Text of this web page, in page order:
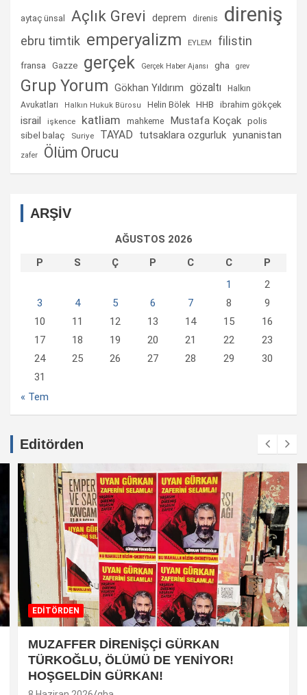
aytaç ünsal Açlık Grevi deprem direnis direniş
ebru timtik emperyalizm EYLEM filistin
fransa Gazze gerçek Gerçek Haber Ajansı gha grev
Grup Yorum Gökhan Yıldırım gözaltı
Halkın
Avukatları
Halkın Hukuk Bürosu Helin Bölek HHB ibrahim gökçek
israil işkence katliam mahkeme Mustafa Koçak polis
sibel balaç Suriye TAYAD tutsaklara ozgurluk yunanistan
zafer Ölüm Orucu
ARŞİV
AĞUSTOS 2026
P
S Ç P C C
P
1
2
3
4 5 6 7 8
9
10
11 12 13 14 15
16
17
18 19 20 21 22
23
24
25 26 27 28 29
30
31
« Tem
Editörden
EDİTÖRDEN
MUZAFFER DİRENİŞÇİ GÜRKAN
TÜRKOĞLU, ÖLÜMÜ DE YENİYOR!
HOŞGELDİN GÜRKAN!